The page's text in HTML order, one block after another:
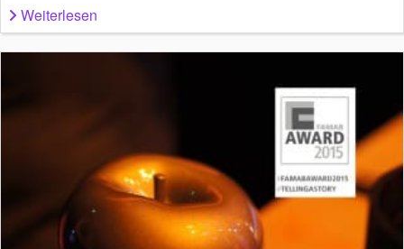
Weiterlesen